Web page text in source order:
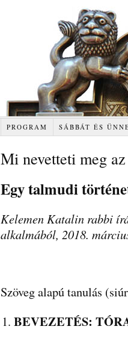
PROGRAM SÁBBÁT ÉS
Mi nevetteti meg
Egy talmudi
Kelemen Katalin rabbi
alkalmából, 2018.
Szöveg alapú tanulás
BEVEZETÉS: